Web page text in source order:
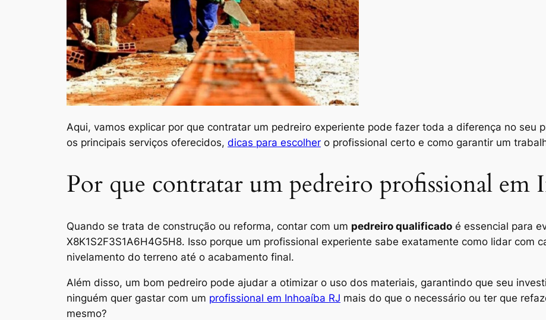
Aqui, vamos explicar por que contratar um pedreiro experiente pode fazer toda a diferença no seu
os principais serviços oferecidos, dicas para escolher o profissional certo e como garantir um
Por que contratar um pedreiro profissional em
Quando se trata de construção ou reforma, contar com um pedreiro qualificado é essencial para
X8K1S2F3S1A6H4G5H8. Isso porque um profissional experiente sabe exatamente como lidar com
nivelamento do terreno até o acabamento final.
Além disso, um bom pedreiro pode ajudar a otimizar o uso dos materiais, garantindo que seu
ninguém quer gastar com um profissional em Inhoaíba RJ mais do que o necessário ou ter que
mesmo?